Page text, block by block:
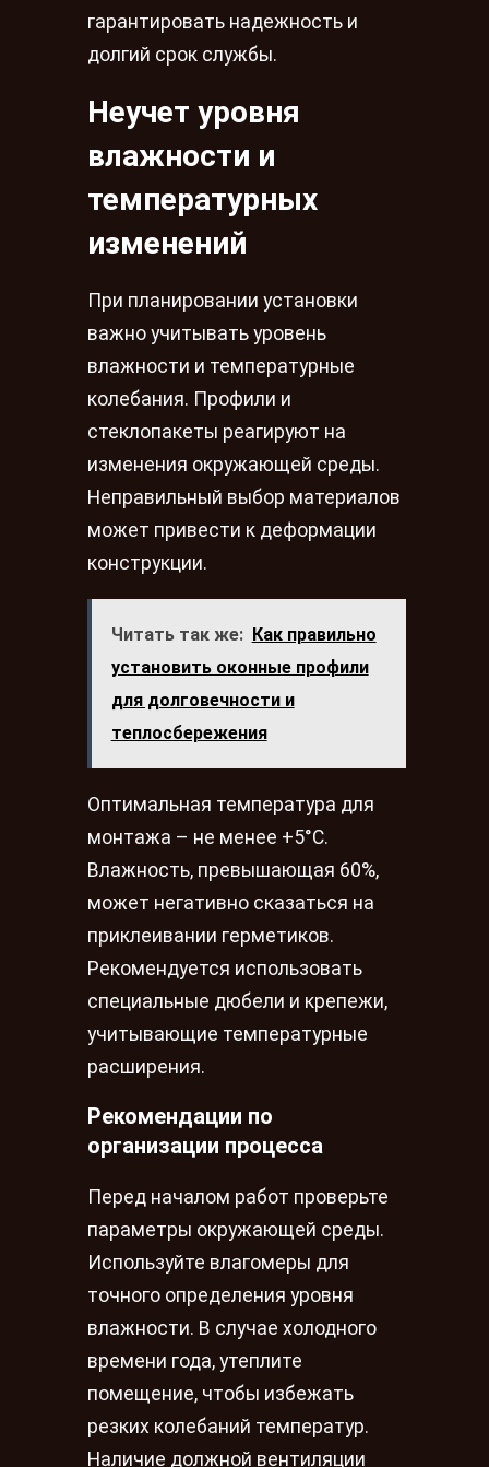
гарантировать надежность и
долгий срок службы.
Неучет уровня
влажности и
температурных
изменений
При планировании установки
важно учитывать уровень
влажности и температурные
колебания. Профили и
стеклопакеты реагируют на
изменения окружающей среды.
Неправильный выбор материалов
может привести к деформации
конструкции.
Читать так же:
Как правильно
установить оконные профили
для долговечности и
теплосбережения
Оптимальная температура для
монтажа – не менее +5°C.
Влажность, превышающая 60%,
может негативно сказаться на
приклеивании герметиков.
Рекомендуется использовать
специальные дюбели и крепежи,
учитывающие температурные
расширения.
Рекомендации по
организации процесса
Перед началом работ проверьте
параметры окружающей среды.
Используйте влагомеры для
точного определения уровня
влажности. В случае холодного
времени года, утеплите
помещение, чтобы избежать
резких колебаний температур.
Наличие должной вентиляции